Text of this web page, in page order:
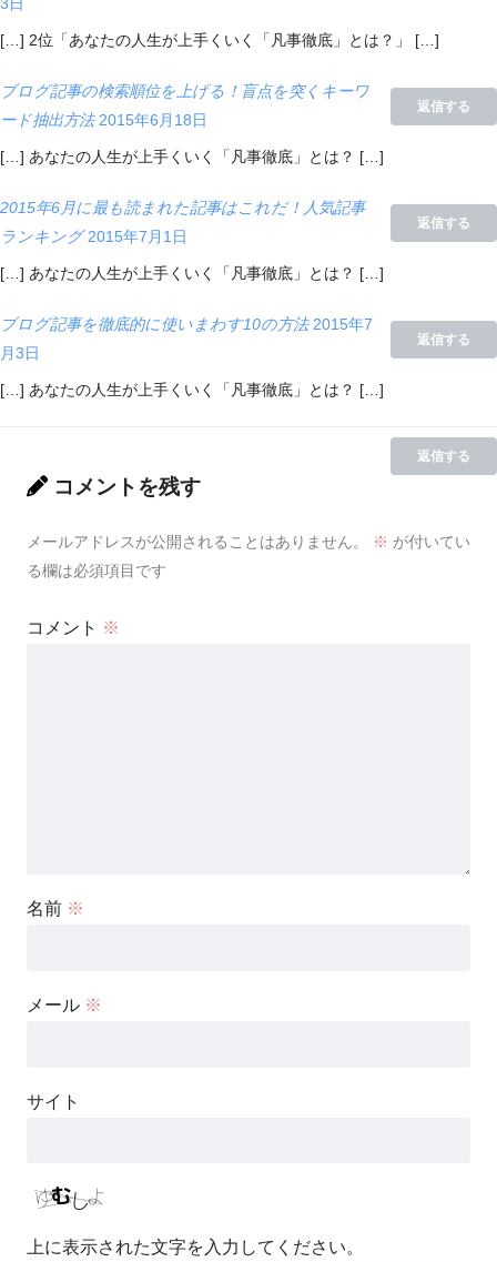
[…] 2位「あなたの人生が上手くいく「凡事徹底」とは？」 […]
返信する
ブログ記事の検索順位を上げる！盲点を突くキーワ
ード抽出方法 2015年6月18日
[…] あなたの人生が上手くいく「凡事徹底」とは？ […]
返信する
2015年6月に最も読まれた記事はこれだ！人気記事
ランキング 2015年7月1日
[…] あなたの人生が上手くいく「凡事徹底」とは？ […]
返信する
ブログ記事を徹底的に使いまわす10の方法 2015年7
月3日
[…] あなたの人生が上手くいく「凡事徹底」とは？ […]
返信する
コメントを残す
メールアドレスが公開されることはありません。 ※ が付いてい
る欄は必須項目です
コメント ※
名前 ※
メール ※
サイト
上に表示された文字を入力してください。